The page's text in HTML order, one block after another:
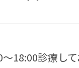
18:00診療し